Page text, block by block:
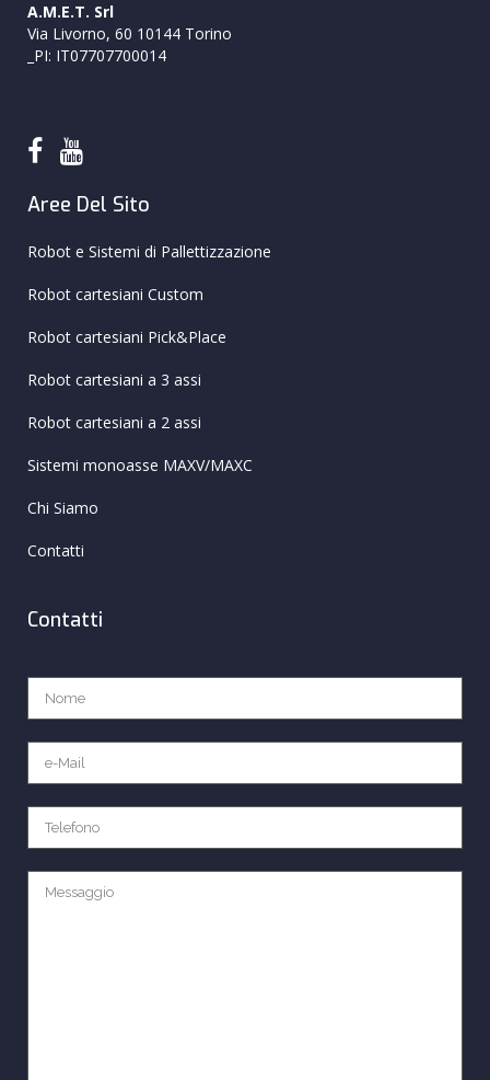
A.M.E.T. Srl
Via Livorno, 60 10144 Torino
_PI: IT07707700014
Aree Del Sito
Robot e Sistemi di Pallettizzazione
Robot cartesiani Custom
Robot cartesiani Pick&Place
Robot cartesiani a 3 assi
Robot cartesiani a 2 assi
Sistemi monoasse MAXV/MAXC
Chi Siamo
Contatti
Contatti